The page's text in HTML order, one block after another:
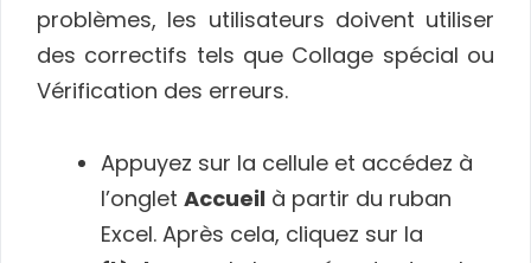
problèmes, les utilisateurs doivent utiliser
des correctifs tels que Collage spécial ou
Vérification des erreurs.
Appuyez sur la cellule et accédez à
l’onglet Accueil à partir du ruban
Excel. Après cela, cliquez sur la